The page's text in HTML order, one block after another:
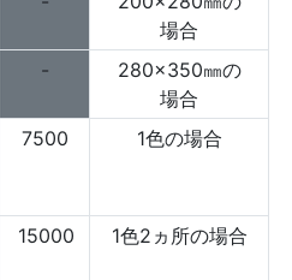
場合
-
280×350㎜の
場合
7500 1色の場合
15000 1色2ヵ所の場合